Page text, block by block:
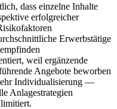
d‬ass einzelne Inhalte
erfolgreicher
Erwerbstätige
w‬eil ergänzende
Angebote beworben
Individualisierung —
Anlagestrategien